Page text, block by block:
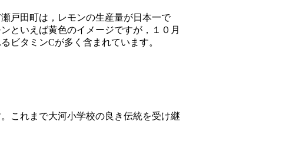
戸田町は，レモンの生産量が日本一で
といえば黄色のイメージですが，１０月
ビタミンCが多く含まれています。
これまで大河小学校の良き伝統を受け継